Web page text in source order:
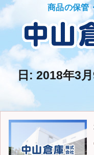
商品の保管
日:2018年3月